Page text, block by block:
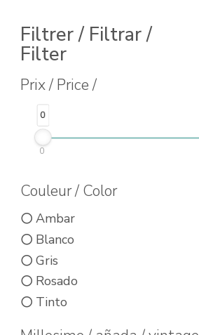
tiene
variantes.
elegir
Filtrer / Filtrar /
Filter
Prix / Price /
0
0
Couleur / Color
Ambar
Blanco
Gris
Rosado
Tinto